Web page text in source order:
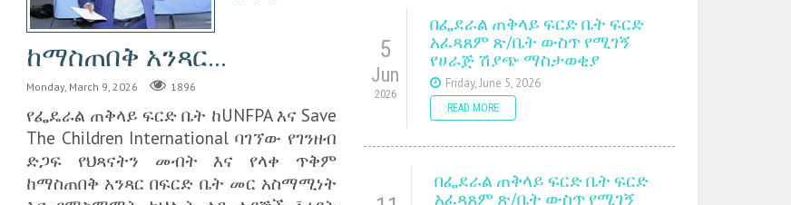
ከማስጠበቅ አንጻር...
Monday, March 9, 2026 1896
የፌዴራል ጠቅላይ ፍርድ ቤት ከUNFPA እና Save
The Children International ባገኘው የገንዘብ
ድጋፍ የህጻናትን መብት እና የላቀ ጥቅም
ከማስጠበቅ አንጻር በፍርድ ቤት መር አስማሚነት
5
Jun
2026
በፌደራል ጠቅላይ ፍርድ ቤት ፍርድ
አፈጻጸም ጽ/ቤት ውስጥ የሚገኝ
የሀራጅ ሽያጭ ማስታወቂያ
Friday, June 5, 2026
READ MORE
በፌደራል ጠቅላይ ፍርድ ቤት ፍርድ
አፈጻጸም ጽ/ቤት ውስጥ የሚገኝ